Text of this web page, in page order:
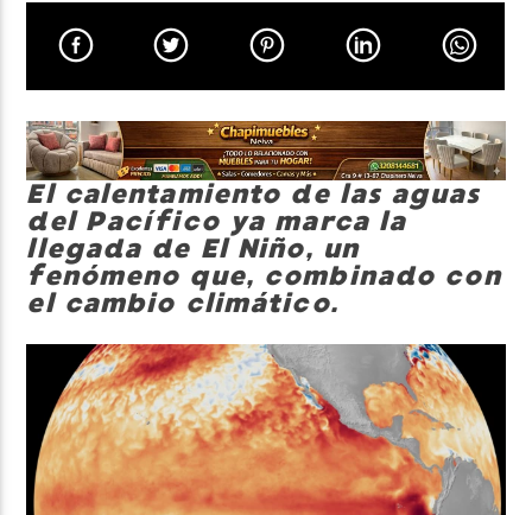
Neiva Estereo
El calentamiento de las aguas
del Pacífico ya marca la
llegada de El Niño, un
fenómeno que, combinado con
el cambio climático.